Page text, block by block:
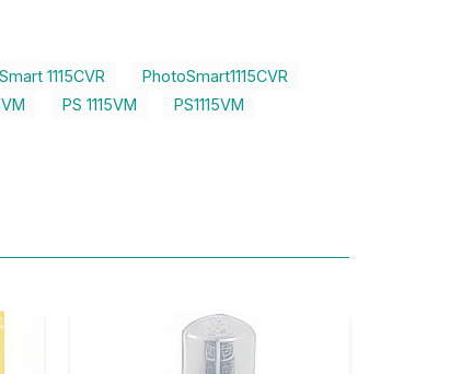
1115CVR
PhotoSmart1115CVR
PS 1115VM PS1115VM